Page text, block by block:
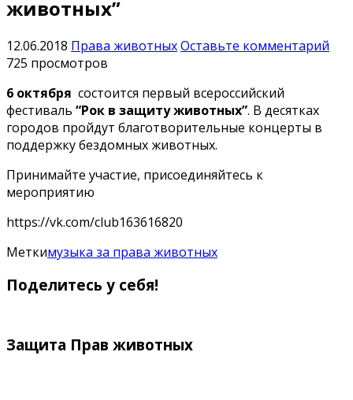
животных”
12.06.2018 Права животныхОставьте комментарий
725 просмотров
6 октября состоится первый всероссийский
фестиваль “Рок в защиту животных”. В десятках
городов пройдут благотворительные концерты в
поддержку бездомных животных.
Принимайте участие, присоединяйтесь к
мероприятию
https://vk.com/club163616820
Меткимузыка за права животных
Поделитесь у себя!
Защита Прав животных